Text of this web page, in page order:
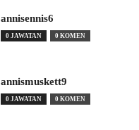
annisennis6
0 JAWATAN 0 KOMEN
annismuskett9
0 JAWATAN 0 KOMEN